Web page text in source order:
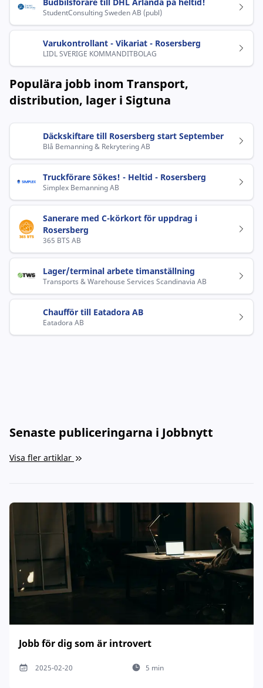
StudentConsulting Sweden AB (publ)
Varukontrollant - Vikariat - Rosersberg
LIDL SVERIGE KOMMANDITBOLAG
Populära jobb inom Transport,
distribution, lager i Sigtuna
Däckskiftare till Rosersberg start September
Blå Bemanning & Rekrytering AB
Truckförare Sökes! - Heltid - Rosersberg
Simplex Bemanning AB
Sanerare med C-körkort för uppdrag i
Rosersberg
365 BTS AB
Lager/terminal arbete timanställning
Transports & Warehouse Services Scandinavia AB
Chaufför till Eatadora AB
Eatadora AB
Senaste publiceringarna i Jobbnytt
Visa fler artiklar
Jobb för dig som är introvert
2025-02-20 5 min